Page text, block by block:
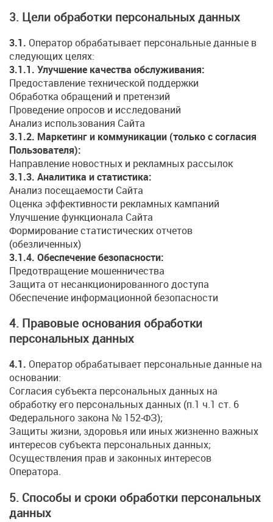
3. Цели обработки персональных данных
3.1. Оператор обрабатывает персональные данные в
следующих целях:
3.1.1. Улучшение качества обслуживания:
Предоставление технической поддержки
Обработка обращений и претензий
Проведение опросов и исследований
Анализ использования Сайта
3.1.2. Маркетинг и коммуникации (только с согласия
Пользователя):
Направление новостных и рекламных рассылок
3.1.3. Аналитика и статистика:
Анализ посещаемости Сайта
Оценка эффективности рекламных кампаний
Улучшение функционала Сайта
Формирование статистических отчетов
(обезличенных)
3.1.4. Обеспечение безопасности:
Предотвращение мошенничества
Защита от несанкционированного доступа
Обеспечение информационной безопасности
4. Правовые основания обработки
персональных данных
4.1. Оператор обрабатывает персональные данные на
основании:
Согласия субъекта персональных данных на
обработку его персональных данных (п.1 ч.1 ст. 6
Федерального закона № 152-ФЗ);
Защиты жизни, здоровья или иных жизненно важных
интересов субъекта персональных данных;
Осуществления прав и законных интересов
Оператора.
5. Способы и сроки обработки персональных
данных